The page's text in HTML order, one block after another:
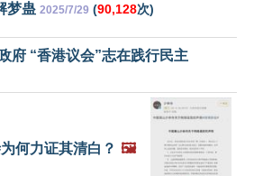
梦蛊 2025/7/29 (90,128次)
府 “香港议会”志在践行民主
何力证其清白？ 🖼️